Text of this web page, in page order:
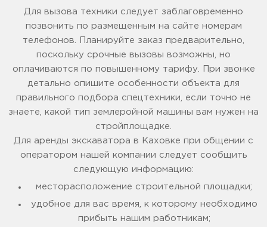
Для вызова техники следует заблаговременно
позвонить по размещенным на сайте номерам
телефонов. Планируйте заказ предварительно,
поскольку срочные вызовы возможны, но
оплачиваются по повышенному тарифу. При звонке
детально опишите особенности объекта для
правильного подбора спецтехники, если точно не
знаете, какой тип землеройной машины вам нужен на
стройплощадке.
Для аренды экскаватора в Каховке при общении с
оператором нашей компании следует сообщить
следующую информацию:
месторасположение строительной площадки;
удобное для вас время, к которому необходимо
прибыть нашим работникам;